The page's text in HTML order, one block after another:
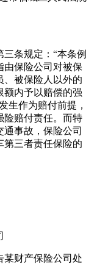
三条规定：“本条例
由保险公司对被保
、被保险人以外的
额内予以赔偿的强
生作为赔付前提，
险赔付责任。而特
事故，保险公司
第三者责任保险的
某财产保险公司处